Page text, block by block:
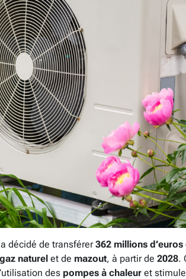
décidé de transférer362 millions d’euros
gaz naturel et de mazout, à partir de 2028.
des pompes à chaleur et